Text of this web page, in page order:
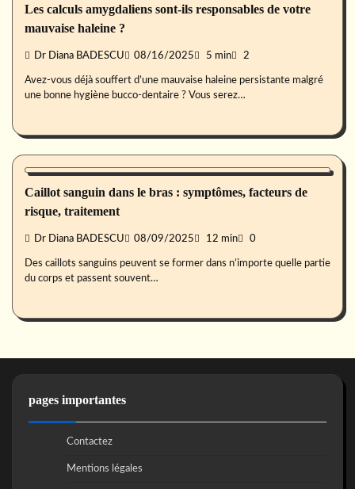
Les calculs amygdaliens sont-ils responsables de votre
mauvaise haleine ?
Dr Diana BADESCU 08/16/2025 5 min 2
Avez-vous déjà souffert d’une mauvaise haleine persistante malgré
une bonne hygiène bucco-dentaire ? Vous serez…
Maladies
Caillot sanguin dans le bras : symptômes, facteurs de
risque, traitement
Dr Diana BADESCU 08/09/2025 12 min 0
Des caillots sanguins peuvent se former dans n’importe quelle partie
du corps et passent souvent…
pages importantes
Contactez
Mentions légales